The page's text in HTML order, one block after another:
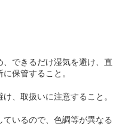
できるだけ湿気を避け、直
保管すること。
、取扱いに注意すること。
いるので、色調等が異なる